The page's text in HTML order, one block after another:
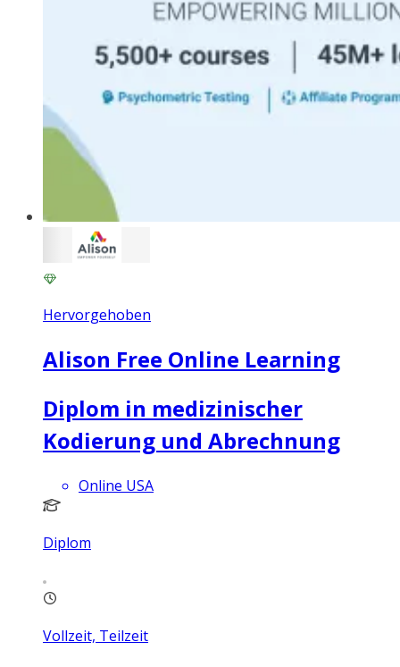
Hervorgehoben
Alison Free Online Learning
Diplom in medizinischer
Kodierung und Abrechnung
Online USA
Diplom
Vollzeit, Teilzeit